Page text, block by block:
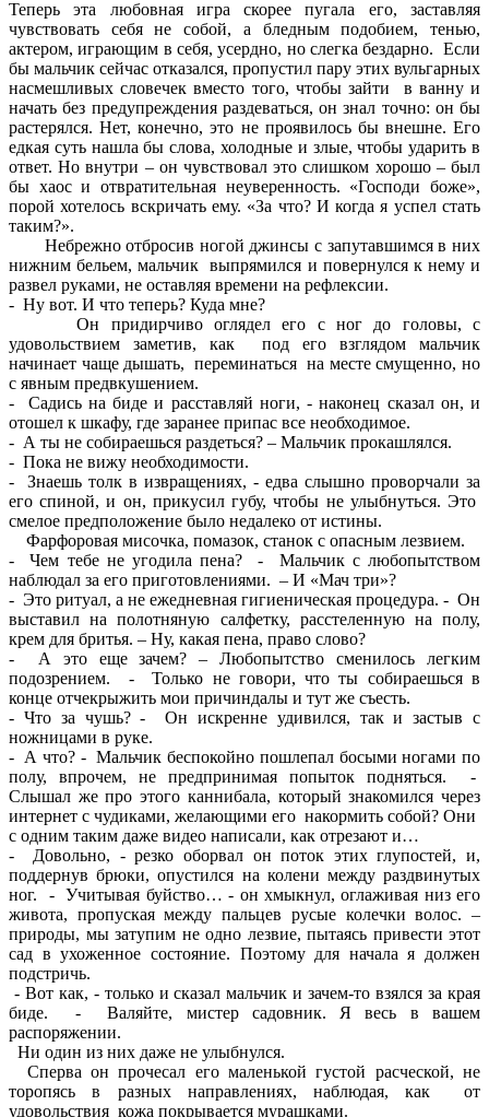
Теперь эта любовная игра скорее пугала его, заставляя
чувствовать себя не собой, а бледным подобием, тенью,
актером, играющим в себя, усердно, но слегка бездарно. Если
бы мальчик сейчас отказался, пропустил пару этих вульгарных
насмешливых словечек вместо того, чтобы зайти в ванну и
начать без предупреждения раздеваться, он знал точно: он бы
растерялся. Нет, конечно, это не проявилось бы внешне. Его
едкая суть нашла бы слова, холодные и злые, чтобы ударить в
ответ. Но внутри – он чувствовал это слишком хорошо – был
бы хаос и отвратительная неуверенность. «Господи боже»,
порой хотелось вскричать ему. «За что? И когда я успел стать
таким?».
Небрежно отбросив ногой джинсы с запутавшимся в них
нижним бельем, мальчик выпрямился и повернулся к нему и
развел руками, не оставляя времени на рефлексии.
- Ну вот. И что теперь? Куда мне?
Он придирчиво оглядел его с ног до головы, с
удовольствием заметив, как под его взглядом мальчик
начинает чаще дышать, переминаться на месте смущенно, но
с явным предвкушением.
- Садись на биде и расставляй ноги, - наконец сказал он, и
отошел к шкафу, где заранее припас все необходимое.
- А ты не собираешься раздеться? – Мальчик прокашлялся.
- Пока не вижу необходимости.
- Знаешь толк в извращениях, - едва слышно проворчали за
его спиной, и он, прикусил губу, чтобы не улыбнуться. Это
смелое предположение было недалеко от истины.
Фарфоровая мисочка, помазок, станок с опасным лезвием.
- Чем тебе не угодила пена? - Мальчик с любопытством
наблюдал за его приготовлениями. – И «Мач три»?
- Это ритуал, а не ежедневная гигиеническая процедура. - Он
выставил на полотняную салфетку, расстеленную на полу,
крем для бритья. – Ну, какая пена, право слово?
- А это еще зачем? – Любопытство сменилось легким
подозрением. - Только не говори, что ты собираешься в
конце отчекрыжить мои причиндалы и тут же съесть.
- Что за чушь? - Он искренне удивился, так и застыв с
ножницами в руке.
- А что? - Мальчик беспокойно пошлепал босыми ногами по
полу, впрочем, не предпринимая попыток подняться. -
Слышал же про этого каннибала, который знакомился через
интернет с чудиками, желающими его накормить собой? Они
с одним таким даже видео написали, как отрезают и…
- Довольно, - резко оборвал он поток этих глупостей, и,
поддернув брюки, опустился на колени между раздвинутых
ног. - Учитывая буйство… - он хмыкнул, оглаживая низ его
живота, пропуская между пальцев русые колечки волос. –
природы, мы затупим не одно лезвие, пытаясь привести этот
сад в ухоженное состояние. Поэтому для начала я должен
подстричь.
- Вот как, - только и сказал мальчик и зачем-то взялся за края
биде. - Валяйте, мистер садовник. Я весь в вашем
распоряжении.
Ни один из них даже не улыбнулся.
Сперва он прочесал его маленькой густой расческой, не
торопясь в разных направлениях, наблюдая, как от
удовольствия кожа покрывается мурашками.